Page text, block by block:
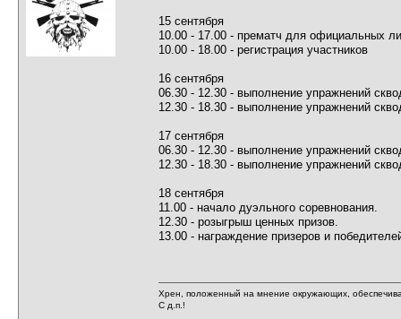
15 сентября
10.00 - 17.00 - прематч для официальных
10.00 - 18.00 - регистрация участников
16 сентября
06.30 - 12.30 - выполнение упражнений
12.30 - 18.30 - выполнение упражнений
17 сентября
06.30 - 12.30 - выполнение упражнений
12.30 - 18.30 - выполнение упражнений
18 сентября
11.00 - начало дуэльного соревнования.
12.30 - розыгрыш ценных призов.
13.00 - награждение призеров и
Хрен, положенный на мнение окружающих,
С д.п.!